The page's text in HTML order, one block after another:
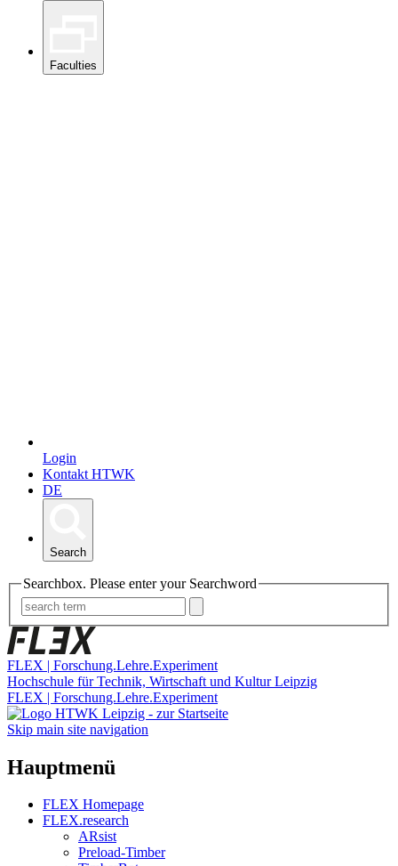
Faculties
Login
Kontakt HTWK
DE
Search
Searchbox. Please enter your Searchword
FLEX | Forschung.Lehre.Experiment
Hochschule für Technik, Wirtschaft und Kultur Leipzig
FLEX | Forschung.Lehre.Experiment
Skip main site navigation
Hauptmenü
FLEX Homepage
FLEX.research
ARsist
Preload-Timber